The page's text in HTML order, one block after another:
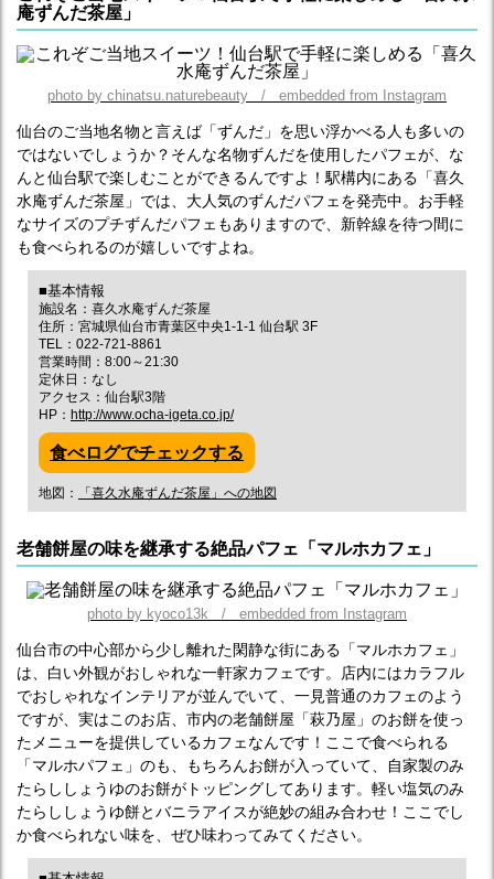
庵ずんだ茶屋」
photo by chinatsu.naturebeauty / embedded from Instagram
仙台のご当地名物と言えば「ずんだ」を思い浮かべる人も多いの
ではないでしょうか？そんな名物ずんだを使用したパフェが、な
んと仙台駅で楽しむことができるんですよ！駅構内にある「喜久
水庵ずんだ茶屋」では、大人気のずんだパフェを発売中。お手軽
なサイズのプチずんだパフェもありますので、新幹線を待つ間に
も食べられるのが嬉しいですよね。
■基本情報
施設名：喜久水庵ずんだ茶屋
住所：宮城県仙台市青葉区中央1-1-1 仙台駅 3F
TEL：022-721-8861
営業時間：8:00～21:30
定休日：なし
アクセス：仙台駅3階
HP： http://www.ocha-igeta.co.jp/
食べログでチェックする
地図： 「喜久水庵ずんだ茶屋」への地図
老舗餅屋の味を継承する絶品パフェ「マルホカフェ」
photo by kyoco13k / embedded from Instagram
仙台市の中心部から少し離れた閑静な街にある「マルホカフェ」
は、白い外観がおしゃれな一軒家カフェです。店内にはカラフル
でおしゃれなインテリアが並んでいて、一見普通のカフェのよう
ですが、実はこのお店、市内の老舗餅屋「萩乃屋」のお餅を使っ
たメニューを提供しているカフェなんです！ここで食べられる
「マルホパフェ」のも、もちろんお餅が入っていて、自家製のみ
たらししょうゆのお餅がトッピングしてあります。軽い塩気のみ
たらししょうゆ餅とバニラアイスが絶妙の組み合わせ！ここでし
か食べられない味を、ぜひ味わってみてください。